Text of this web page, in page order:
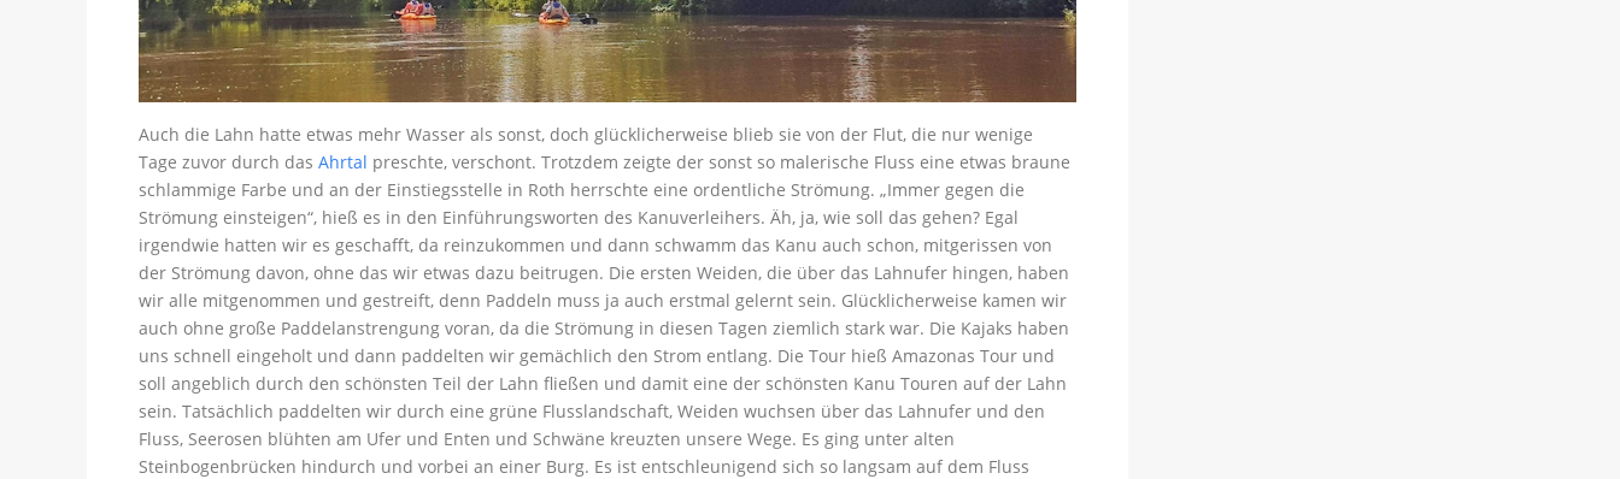
Auch die Lahn hatte etwas mehr Wasser als sonst, doch glücklicherweise blieb sie von der Flut, die nur wenige
Tage zuvor durch dasAhrtal preschte, verschont. Trotzdem zeigte der sonst so malerische Fluss eine etwas braune
schlammige Farbe und an der Einstiegsstelle in Roth herrschte eine ordentliche Strömung. „Immer gegen die
Strömung einsteigen“, hieß es in den Einführungsworten des Kanuverleihers. Äh, ja, wie soll das gehen? Egal
irgendwie hatten wir es geschafft, da reinzukommen und dann schwamm das Kanu auch schon, mitgerissen von
der Strömung davon, ohne das wir etwas dazu beitrugen. Die ersten Weiden, die über das Lahnufer hingen, haben
wir alle mitgenommen und gestreift, denn Paddeln muss ja auch erstmal gelernt sein. Glücklicherweise kamen wir
auch ohne große Paddelanstrengung voran, da die Strömung in diesen Tagen ziemlich stark war. Die Kajaks haben
uns schnell eingeholt und dann paddelten wir gemächlich den Strom entlang. Die Tour hieß Amazonas Tour und
soll angeblich durch den schönsten Teil der Lahn fließen und damit eine der schönsten Kanu Touren auf der Lahn
sein. Tatsächlich paddelten wir durch eine grüne Flusslandschaft, Weiden wuchsen über das Lahnufer und den
Fluss, Seerosen blühten am Ufer und Enten und Schwäne kreuzten unsere Wege. Es ging unter alten
Steinbogenbrücken hindurch und vorbei an einer Burg. Es ist entschleunigend sich so langsam auf dem Fluss